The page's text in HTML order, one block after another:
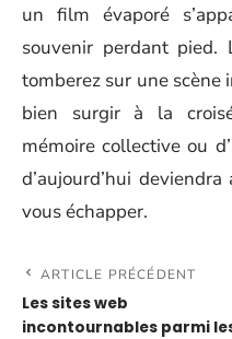
un film évaporé
souvenir perdant pied.
tomberez sur une scène
bien surgir à la
mémoire collective ou
d’aujourd’hui
vous échapper.
ARTICLE PRÉCÉDENT
Les sites web
incontournables parmi